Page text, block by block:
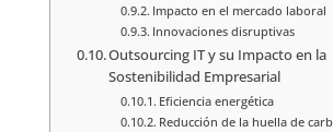
Impacto en el mercado laboral
Innovaciones disruptivas
Outsourcing IT y su Impacto en la
Sostenibilidad Empresarial
Eficiencia energética
Reducción de la huella de